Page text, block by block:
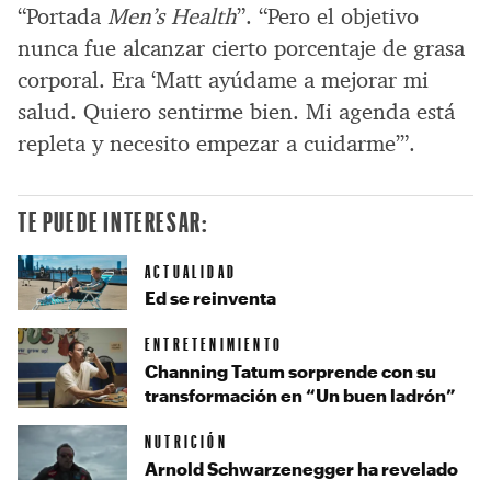
“Portada Men’s Health”. “Pero el objetivo
nunca fue alcanzar cierto porcentaje de grasa
corporal. Era ‘Matt ayúdame a mejorar mi
salud. Quiero sentirme bien. Mi agenda está
repleta y necesito empezar a cuidarme’”.
TE PUEDE INTERESAR:
ACTUALIDAD
Ed se reinventa
ENTRETENIMIENTO
Channing Tatum sorprende con su
transformación en “Un buen ladrón”
NUTRICIÓN
Arnold Schwarzenegger ha revelado